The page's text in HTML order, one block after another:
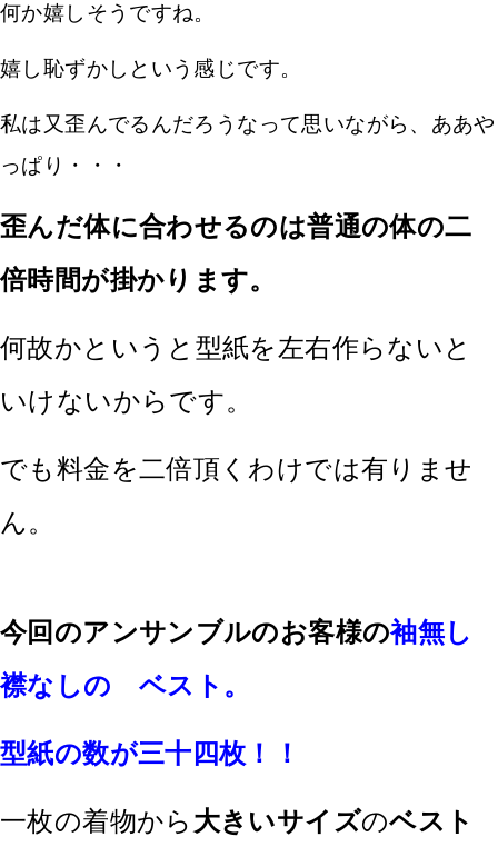
何か嬉しそうですね。
嬉し恥ずかしという感じです。
私は又歪んでるんだろうなって思いながら、ああや
っぱり・・・
歪んだ体に合わせるのは普通の体の二
倍時間が掛かります。
何故かというと型紙を左右作らないと
いけないからです。
でも料金を二倍頂くわけでは有りませ
ん。
今回のアンサンブルのお客様の袖無し
襟なしの ベスト。
型紙の数が三十四枚！！
一枚の着物から 大きいサイズのベスト